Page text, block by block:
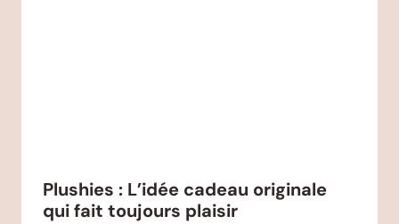
Plushies : L’idée cadeau originale
qui fait toujours plaisir